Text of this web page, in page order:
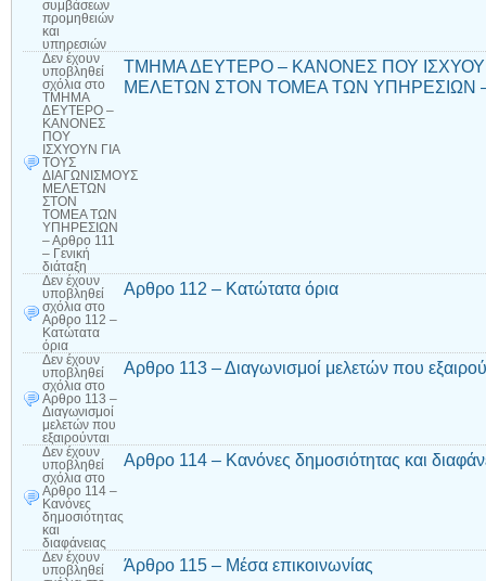
συμβάσεων
προμηθειών
και
υπηρεσιών
Δεν έχουν
υποβληθεί
σχόλια στο
ΤΜΗΜΑ
ΔΕΥΤΕΡΟ –
ΚΑΝΟΝΕΣ
ΠΟΥ
ΙΣΧΥΟΥΝ ΓΙΑ
ΤΟΥΣ
ΔΙΑΓΩΝΙΣΜΟΥΣ
ΜΕΛΕΤΩΝ
ΣΤΟΝ
ΤΟΜΕΑ ΤΩΝ
ΥΠΗΡΕΣΙΩΝ
– Αρθρο 111
– Γενική
διάταξη
ΤΜΗΜΑ ΔΕΥΤΕΡΟ – ΚΑΝΟΝΕΣ ΠΟΥ
ΜΕΛΕΤΩΝ ΣΤΟΝ ΤΟΜΕΑ ΤΩΝ ΥΠΗΡΕΣΙΩΝ –
Δεν έχουν
υποβληθεί
σχόλια στο
Αρθρο 112 –
Κατώτατα
όρια
Αρθρο 112 – Κατώτατα όρια
Δεν έχουν
υποβληθεί
σχόλια στο
Αρθρο 113 –
Διαγωνισμοί
μελετών που
εξαιρούνται
Αρθρο 113 – Διαγωνισμοί μελετών που
Δεν έχουν
υποβληθεί
σχόλια στο
Αρθρο 114 –
Κανόνες
δημοσιότητας
και
διαφάνειας
Αρθρο 114 – Κανόνες δημοσιότητας και
Δεν έχουν
υποβληθεί
Άρθρο 115 – Μέσα επικοινωνίας